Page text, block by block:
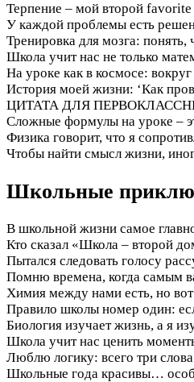
Терпение – мой второй
У каждой проблемы есть
Тренировка для мозга: понять,
Школа учит нас не только
На уроке как в космосе:
История моей жизни: ‘Как
ЦИТАТА ДЛЯ
Сложные формулы на уроке –
Физика говорит, что я
Чтобы найти смысл жизни,
Школьные
В школьной жизни самое
Кто сказал «Школа – второй
Пытался следовать голосу
Помню времена, когда самым
Химия между нами есть, но
Правило школы номер один:
Биология изучает жизнь, а я
Школа учит нас ценить
Люблю логику: всего три
Школьные года красивы…